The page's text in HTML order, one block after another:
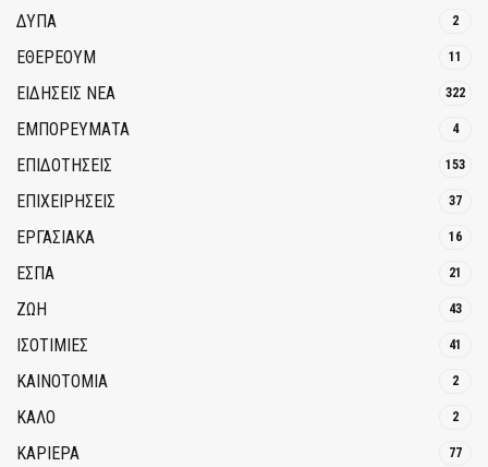
ΔΥΠΑ 2
ΕΘΈΡΕΟΥΜ 11
ΕΙΔΗΣΕΙΣ ΝΕΑ 322
ΕΜΠΟΡΕΥΜΑΤΑ 4
ΕΠΙΔΟΤΗΣΕΙΣ 153
ΕΠΙΧΕΙΡΗΣΕΙΣ 37
ΕΡΓΑΣΙΑΚΑ 16
ΕΣΠΑ 21
ΖΩΗ 43
ΙΣΟΤΙΜΙΕΣ 41
ΚΑΙΝΟΤΟΜΊΑ 2
ΚΑΛΟ 2
ΚΑΡΙΕΡΑ 77